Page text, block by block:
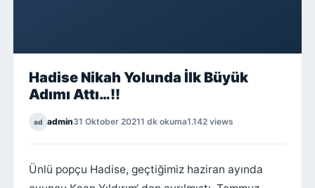
Hadise Nikah Yolunda İlk Büyük
Adımı Attı…!!
ad admin31 Oktober 20211 dk okuma1.142 views
Ünlü popçu Hadise, geçtiğimiz haziran ayında